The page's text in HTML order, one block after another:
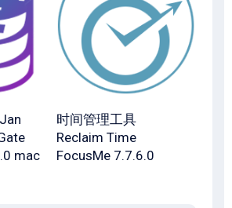
mac
时间管理工具
Reclaim Time
FocusMe 7.7.6.0